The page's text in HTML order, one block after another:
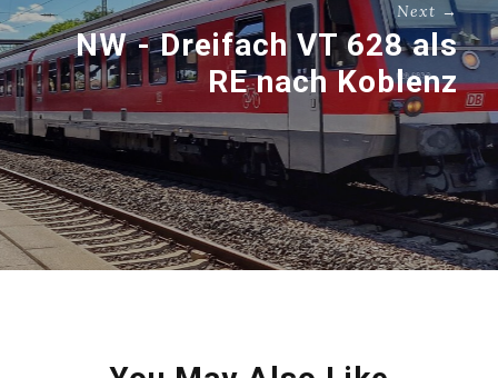
Next →
NW - Dreifach VT 628 als
RE nach Koblenz